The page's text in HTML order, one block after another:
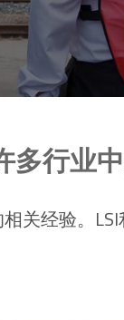
行业
关经验。